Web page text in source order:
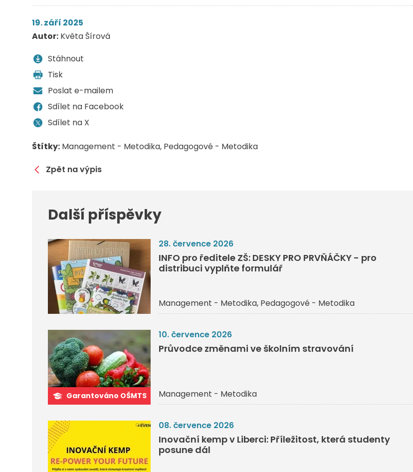
19. září 2025
Autor: Květa Šírová
Stáhnout
Tisk
Poslat e-mailem
Sdílet na Facebook
Sdílet na X
Štítky: Management - Metodika Pedagogové - Metodika
Zpět na výpis
Další příspěvky
28. července 2026
INFO pro ředitele ZŠ: DESKY PRO PRVŇÁČKY - pro
distribuci vyplňte formulář
Management - Metodika Pedagogové - Metodika
Garantováno OŠMTS
10. července 2026
Průvodce změnami ve školním stravování
Management - Metodika
08. července 2026
Inovační kemp v Liberci: Příležitost, která studenty
posune dál